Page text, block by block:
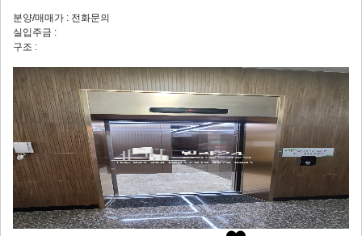
분양/매매가 : 전화문의
실입주금 :
구조 :